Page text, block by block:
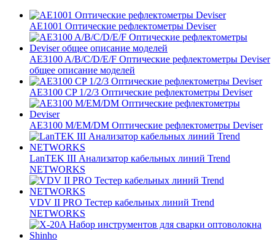
AE1001 Оптические рефлектометры Deviser
AE3100 A/B/C/D/E/F Оптические рефлектометры Deviser
общее описание моделей
AE3100 CP 1/2/3 Оптические рефлектометры Deviser
АЕ3100 М/EM/DM Оптические рефлектометры Deviser
LanTEK III Анализатор кабельных линий Trend
NETWORKS
VDV II PRO Тестер кабельных линий Trend
NETWORKS